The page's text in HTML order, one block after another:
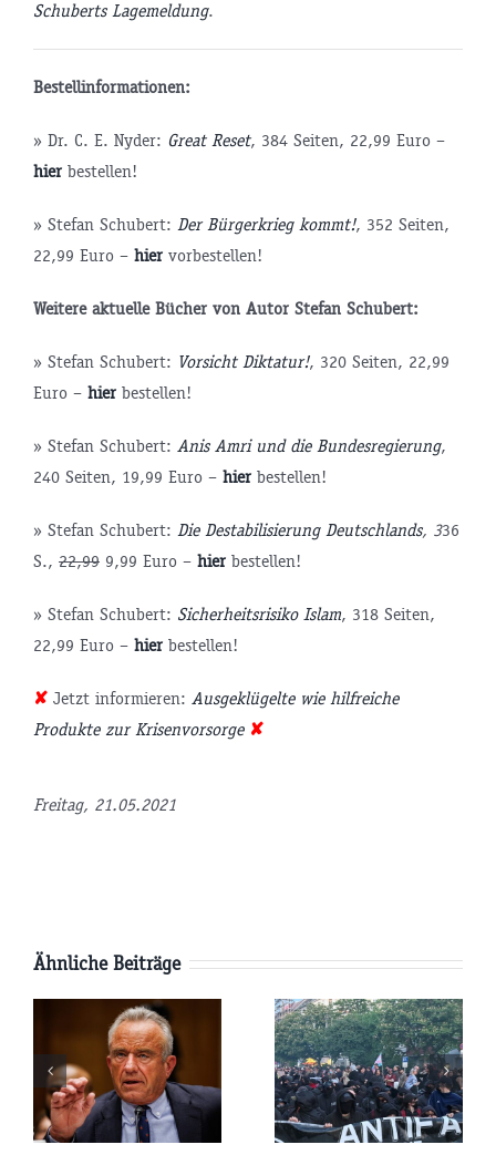
Schuberts Lagemeldung.
Bestellinformationen:
» Dr. C. E. Nyder: Great Reset, 384 Seiten, 22,99 Euro –
hierbestellen!
» Stefan Schubert: Der Bürgerkrieg kommt!, 352 Seiten,
22,99 Euro – hiervorbestellen!
Weitere aktuelle Bücher von Autor Stefan Schubert:
» Stefan Schubert: Vorsicht Diktatur!, 320 Seiten, 22,99
Euro – hierbestellen!
» Stefan Schubert: Anis Amri und die Bundesregierung,
240 Seiten, 19,99 Euro – hierbestellen!
» Stefan Schubert: Die Destabilisierung Deutschlands, 336
S., 22,999,99 Euro – hier bestellen!
» Stefan Schubert: Sicherheitsrisiko Islam, 318 Seiten,
22,99 Euro – hierbestellen!
✘ Jetzt informieren: Ausgeklügelte wie hilfreiche
Produkte zur Krisenvorsorge ✘
Freitag, 21.05.2021
Ähnliche Beiträge
AfD-
Parteitag:
Wird die
Terroristen-
Pläne:
Werden die
USA
Russland